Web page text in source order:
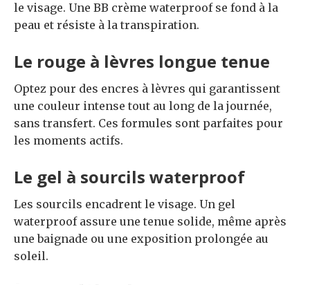
le visage. Une BB crème waterproof se fond à la
peau et résiste à la transpiration.
Le rouge à lèvres longue tenue
Optez pour des encres à lèvres qui garantissent
une couleur intense tout au long de la journée,
sans transfert. Ces formules sont parfaites pour
les moments actifs.
Le gel à sourcils waterproof
Les sourcils encadrent le visage. Un gel
waterproof assure une tenue solide, même après
une baignade ou une exposition prolongée au
soleil.